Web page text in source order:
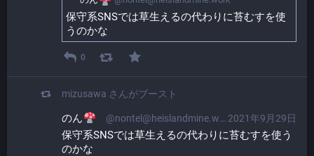
保守系SNSでは草生えるの代わりに苔むすを使
うのかな
0
mizusawa さんがブースト
2021年9月29日
のん @nontel@heislandmine.work
保守系SNSでは草生えるの代わりに苔むすを使う
のかな